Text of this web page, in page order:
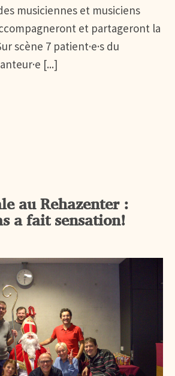
musiciennes et musiciens
et partageront la
scène 7 patient·e·s du
[...]
LA MUSIQUE AU REHAZENTER
au Rehazenter :
a fait sensation!